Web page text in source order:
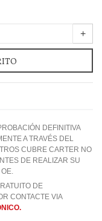
+
DEFINITIVA
A TRAVÉS DEL
CUBRE CARTER NO
DE REALIZAR SU
DE
CONTACTE VIA